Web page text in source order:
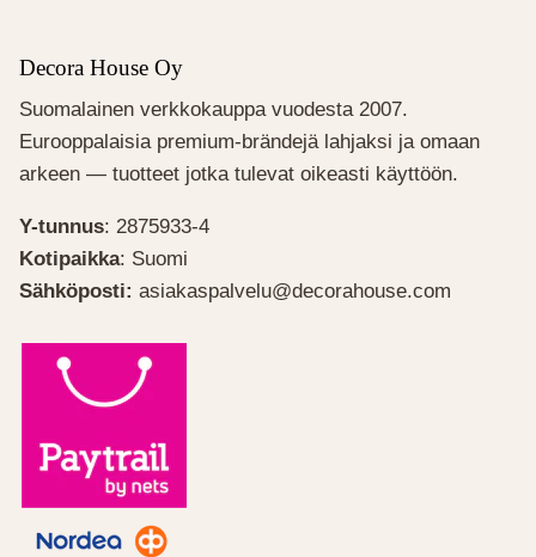
Decora House Oy
Suomalainen verkkokauppa vuodesta 2007.
Eurooppalaisia premium-brändejä lahjaksi ja omaan
arkeen — tuotteet jotka tulevat oikeasti käyttöön.
Y-tunnus: 2875933-4
Kotipaikka: Suomi
Sähköposti: asiakaspalvelu@decorahouse.com